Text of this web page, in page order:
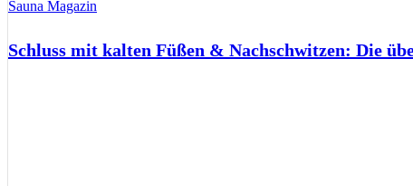
Sauna Magazin
Schluss mit kalten Füßen & Nachschwitzen: Die